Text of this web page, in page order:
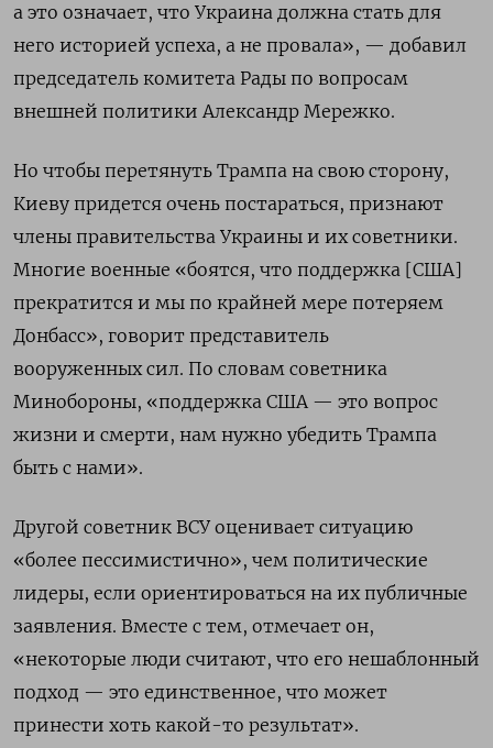
а это означает, что Украина должна стать для
него историей успеха, а не провала», — добавил
председатель комитета Рады по вопросам
внешней политики Александр Мережко.
Но чтобы перетянуть Трампа на свою сторону,
Киеву придется очень постараться, признают
члены правительства Украины и их советники.
Многие военные «боятся, что поддержка [США]
прекратится и мы по крайней мере потеряем
Донбасс», говорит представитель
вооруженных сил. По словам советника
Минобороны, «поддержка США — это вопрос
жизни и смерти, нам нужно убедить Трампа
быть с нами».
Другой советник ВСУ оценивает ситуацию
«более пессимистично», чем политические
лидеры, если ориентироваться на их публичные
заявления. Вместе с тем, отмечает он,
«некоторые люди считают, что его нешаблонный
подход — это единственное, что может
принести хоть какой-то результат».